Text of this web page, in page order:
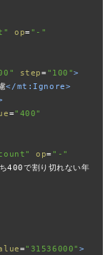
op= "-"
step= "100">
</mt:Ignore>
="400"
op= "-"
400で割り切れない年
="31536000" >